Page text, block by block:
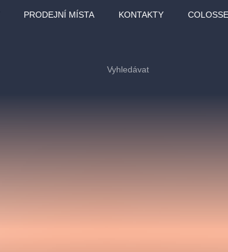
PRODEJNÍ MÍSTA KONTAKTY